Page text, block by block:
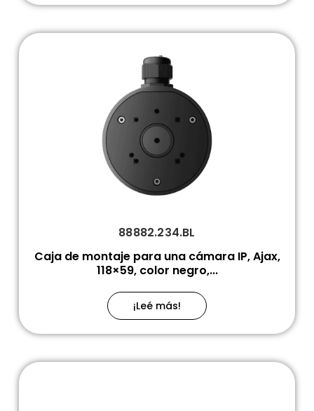
88882.234.BL
Caja de montaje para una cámara IP, Ajax,
118×59, color negro,...
¡Leé más!